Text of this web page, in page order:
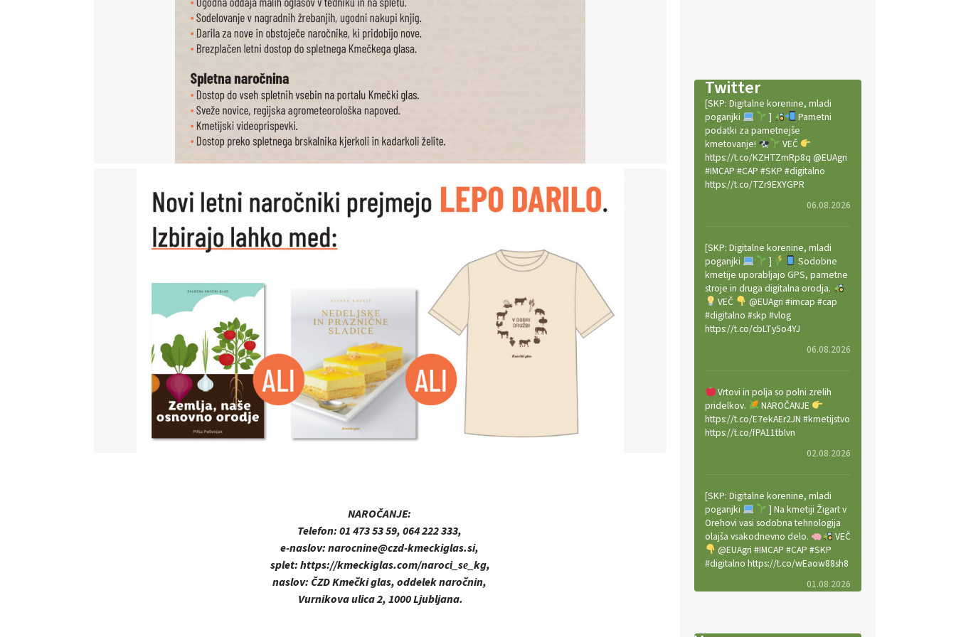
NAROČANJE:
Telefon:01 473 53 59, 064 222 333,
e-naslov:narocnine@czd-kmeckiglas.si,
splet:https://kmeckiglas.com/naroci_se_kg,
naslov: ČZD Kmečki glas, oddelek naročnin,
Vurnikova ulica 2, 1000 Ljubljana.
Twitter
[SKP: Digitalne korenine, mladi
poganjki
]
Pametni
podatki za pametnejše
kmetovanje!
VEČ
https://t.co/KZHTZmRp8q @EUAgri
#IMCAP #CAP #SKP #digitalno
https://t.co/TZr9EXYGPR
06.08.2026
[SKP: Digitalne korenine, mladi
poganjki
]
Sodobne
kmetije uporabljajo GPS, pametne
stroje in druga digitalna orodja.
VEČ
@EUAgri #imcap #cap
#digitalno #skp #vlog
https://t.co/cbLTy5o4YJ
06.08.2026
Vrtovi in polja so polni zrelih
pridelkov.
NAROČANJE
https://t.co/E7ekAEr2JN #kmetijstvo
https://t.co/fPA11tblvn
02.08.2026
[SKP: Digitalne korenine, mladi
poganjki
] Na kmetiji Žigart v
Orehovi vasi sodobna tehnologija
olajša vsakodnevno delo.
VEČ
@EUAgri #IMCAP #CAP #SKP
#digitalno https://t.co/wEaow88sh8
01.08.2026